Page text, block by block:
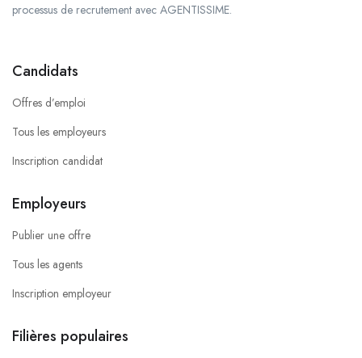
processus de recrutement avec AGENTISSIME.
Candidats
Offres d’emploi
Tous les employeurs
Inscription candidat
Employeurs
Publier une offre
Tous les agents
Inscription employeur
Filières populaires